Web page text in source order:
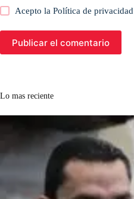
Acepto laPolítica de privacidad
Publicar el comentario
Lo mas reciente